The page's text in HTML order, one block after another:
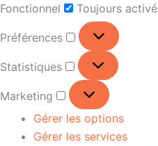
Fonctionnel
Toujours activé
Préférences
Statistiques
Marketing
Gérer les options
Gérer les services